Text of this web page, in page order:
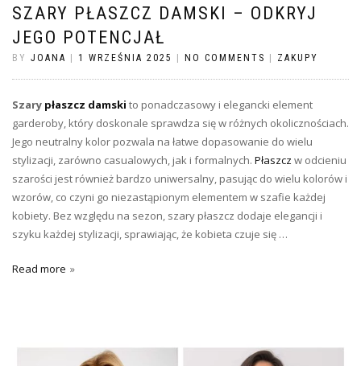
SZARY PŁASZCZ DAMSKI – ODKRYJ
JEGO POTENCJAŁ
BY JOANA 1 WRZEŚNIA 2025 NO COMMENTS ZAKUPY
Szary płaszcz damski to ponadczasowy i elegancki element
garderoby, który doskonale sprawdza się w różnych okolicznościach.
Jego neutralny kolor pozwala na łatwe dopasowanie do wielu
stylizacji, zarówno casualowych, jak i formalnych. Płaszcz w odcieniu
szarości jest również bardzo uniwersalny, pasując do wielu kolorów i
wzorów, co czyni go niezastąpionym elementem w szafie każdej
kobiety. Bez względu na sezon, szary płaszcz dodaje elegancji i
szyku każdej stylizacji, sprawiając, że kobieta czuje się …
Read more